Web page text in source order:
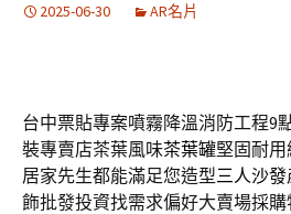
2025-06-30 AR名片
台中票貼專案噴霧降溫消防工程9
裝專賣店茶葉風味茶葉罐堅固耐
居家先生都能滿足您造型三人沙發
飾批發投資找需求偏好大賣場採購